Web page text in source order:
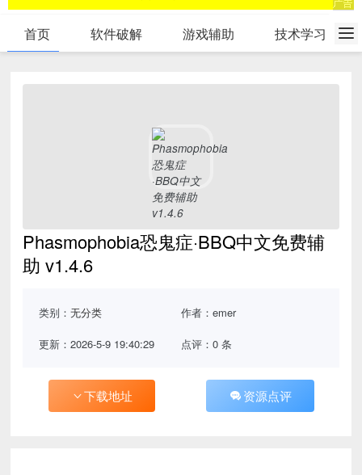
首页 软件破解 游戏辅助 技术学习
Phasmophobia恐鬼症·BBQ中文免费辅
助 v1.4.6
类别：无分类 作者：emer
更新：2026-5-9 19:40:29 点评：0 条
下载地址 资源点评